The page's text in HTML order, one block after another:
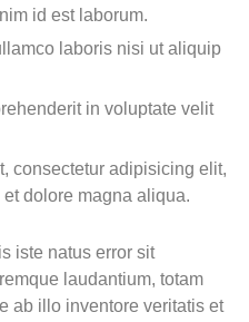
id est laborum.
laboris nisi ut aliquip
in voluptate velit
consectetur adipisicing elit,
dolore magna aliqua.
iste natus error sit
laudantium, totam
ab illo inventore veritatis et